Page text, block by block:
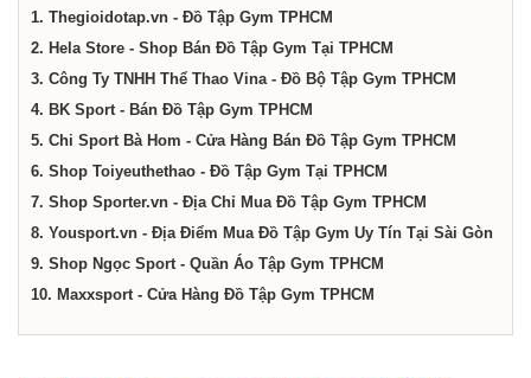
vụ
tại
Thành
phố
Hồ
1. Thegioidotap.vn - Đồ Tập Gym TPHCM
2. Hela Store - Shop Bán Đồ Tập Gym Tại TPHCM
3. Công Ty TNHH Thể Thao Vina - Đồ Bộ Tập Gym TPHCM
4. BK Sport - Bán Đồ Tập Gym TPHCM
5. Chi Sport Bà Hom - Cửa Hàng Bán Đồ Tập Gym TPHCM
6. Shop Toiyeuthethao - Đồ Tập Gym Tại TPHCM
7. Shop Sporter.vn - Địa Chỉ Mua Đồ Tập Gym TPHCM
8. Yousport.vn - Địa Điểm Mua Đồ Tập Gym Uy Tín Tại Sài Gòn
9. Shop Ngọc Sport - Quần Áo Tập Gym TPHCM
10. Maxxsport - Cửa Hàng Đồ Tập Gym TPHCM